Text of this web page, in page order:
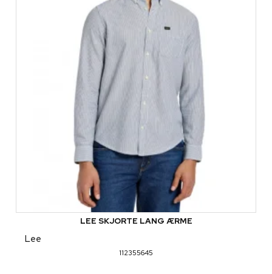
LEE SKJORTE LANG ÆRME
Lee
112355645